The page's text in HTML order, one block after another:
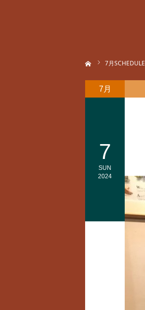
7月SCHEDULE
7月
7
SUN
2024